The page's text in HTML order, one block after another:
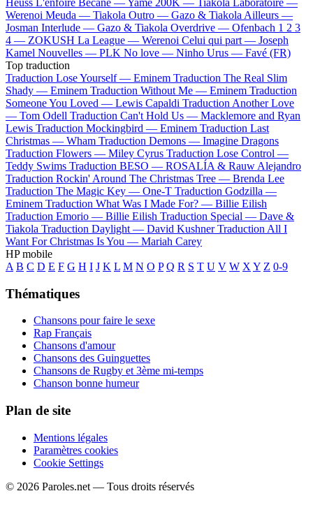
Werenoi Meuda — Tiakola Outro — Gazo & Tiakola Ailleurs —
Josman Interlude — Gazo & Tiakola Overdrive — Ofenbach 1 2 3
4 — ZOKUSH La League — Werenoi Celui qui part — Joseph
Kamel Nouvelles — PLK No love — Ninho Urus — Favé (FR)
Top traduction
Traduction Lose Yourself — Eminem Traduction The Real Slim
Shady — Eminem Traduction Without Me — Eminem Traduction
Someone You Loved — Lewis Capaldi Traduction Another Love
— Tom Odell Traduction Can't Hold Us — Macklemore and Ryan
Lewis Traduction Mockingbird — Eminem Traduction Last
Christmas — Wham Traduction Demons — Imagine Dragons
Traduction Flowers — Miley Cyrus Traduction Lose Control —
Teddy Swims Traduction BESO — ROSALÍA & Rauw Alejandro
Traduction Rockin' Around The Christmas Tree — Brenda Lee
Traduction The Magic Key — One-T Traduction Godzilla —
Eminem Traduction What Was I Made For? — Billie Eilish
Traduction Emorio — Billie Eilish Traduction Special — Dave &
Tiakola Traduction Daylight — David Kushner Traduction All I
Want For Christmas Is You — Mariah Carey
HP mobile
A B C D E F G H I J K L M N O P Q R S T U V W X Y Z 0-9
Thématiques
Chansons pour faire le sexe
Rap Français
Chansons d'amour
Chansons des Guinguettes
Chansons de Rugby et 3ème mi-temps
Chanson bonne humeur
Plan de site
Mentions légales
Paramètres cookies
Cookie Settings
© 2026 Paroles.net — Tous droits réservés